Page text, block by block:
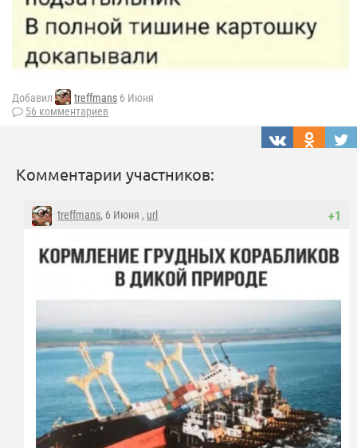
Добавил treffmans 6 Июня
56 комментариев
Комментарии участников:
+1
treffmans, 6 Июня , url